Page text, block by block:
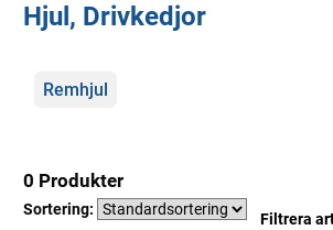
Hjul, Drivkedjor
Kategorier
Remhjul
0 Produkter
Sortering:
Filtrera